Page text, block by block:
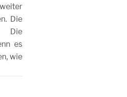
Die
Die
es
wie